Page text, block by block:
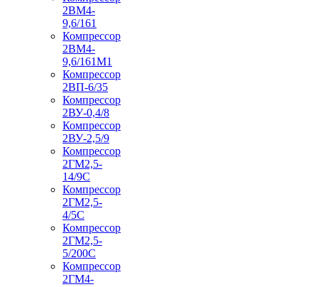
2ВМ4-
9,6/161
Компрессор
2ВМ4-
9,6/161М1
Компрессор
2ВП-6/35
Компрессор
2ВУ-0,4/8
Компрессор
2ВУ-2,5/9
Компрессор
2ГМ2,5-
14/9С
Компрессор
2ГМ2,5-
4/5С
Компрессор
2ГМ2,5-
5/200С
Компрессор
2ГМ4-